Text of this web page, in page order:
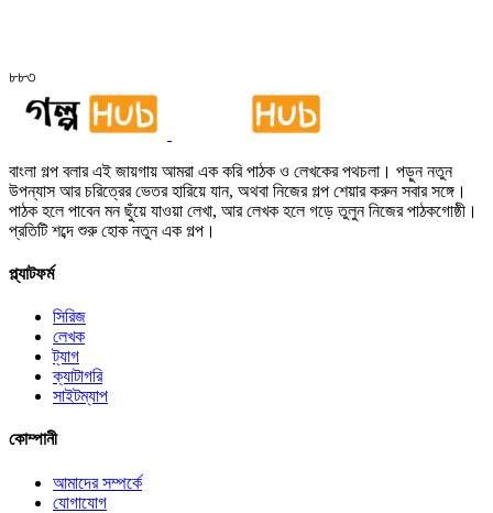
৮৮৩
বাংলা গল্প বলার এই জায়গায় আমরা এক করি পাঠক ও লেখকের পথচলা। পড়ুন নতুন
উপন্যাস আর চরিত্রের ভেতর হারিয়ে যান, অথবা নিজের গল্প শেয়ার করুন সবার সঙ্গে।
পাঠক হলে পাবেন মন ছুঁয়ে যাওয়া লেখা, আর লেখক হলে গড়ে তুলুন নিজের পাঠকগোষ্ঠী।
প্রতিটি শব্দে শুরু হোক নতুন এক গল্প।
প্ল্যাটফর্ম
সিরিজ
লেখক
ট্যাগ
ক্যাটাগরি
সাইটম্যাপ
কোম্পানী
আমাদের সম্পর্কে
যোগাযোগ